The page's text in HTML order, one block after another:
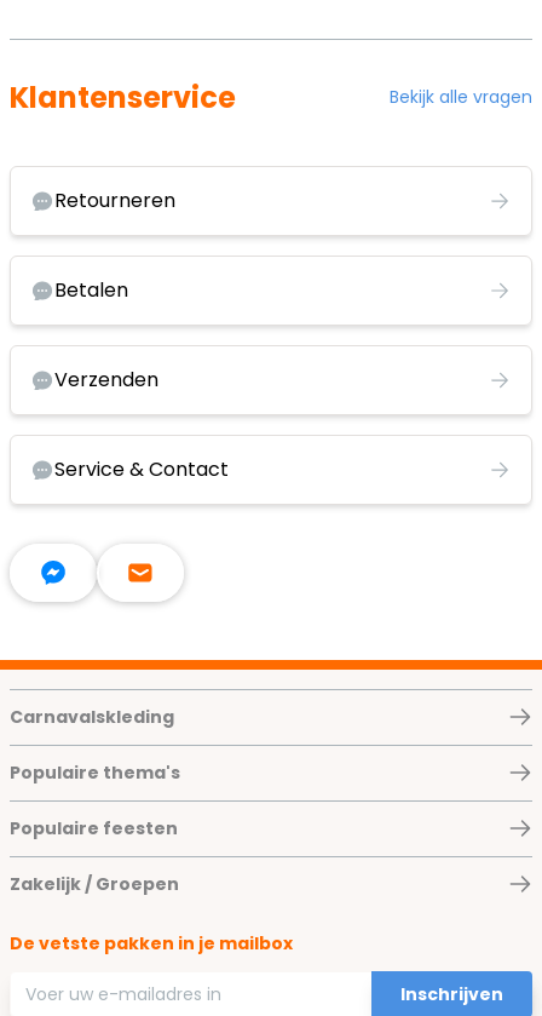
Klantenservice Bekijk alle vragen
Retourneren
Betalen
Verzenden
Service & Contact
Carnavalskleding
Populaire thema's
Populaire feesten
Zakelijk / Groepen
De vetste pakken in je mailbox
Inschrijven